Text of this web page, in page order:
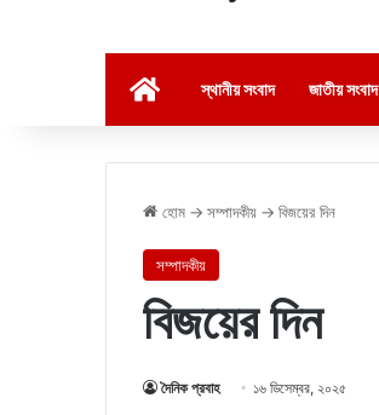
স্থানীয় সংবাদ জাতীয় সংবাদ
হোম → সম্পাদকীয় → বিজয়ের দিন
সম্পাদকীয়
বিজয়ের দিন
দৈনিক প্রবাহ ১৬ ডিসেম্বর, ২০২৫